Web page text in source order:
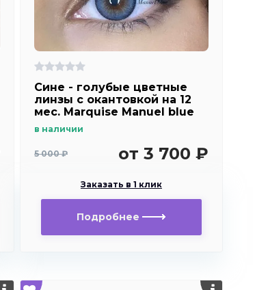
Сине - голубые цветные
линзы c окантовкой на 12
мес. Marquise Manuel blue
в наличии
5 000 ₽ от 3 700 ₽
Заказать в 1 клик
Подробнее